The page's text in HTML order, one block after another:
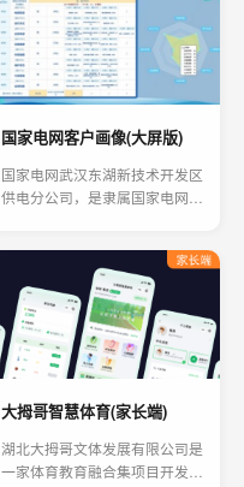
为用户快乐生活保驾护航。
国家电网客户画像(大屏版)
国家电网武汉东湖新技术开发区
供电分公司，是隶属国家电网公
负责武汉市东湖新技术开发区的
供电、电网运营及维护。
大拇哥智慧体育(家长端)
湖北大拇哥文体发展有限公司是
一家体育教育融合集项目开发、